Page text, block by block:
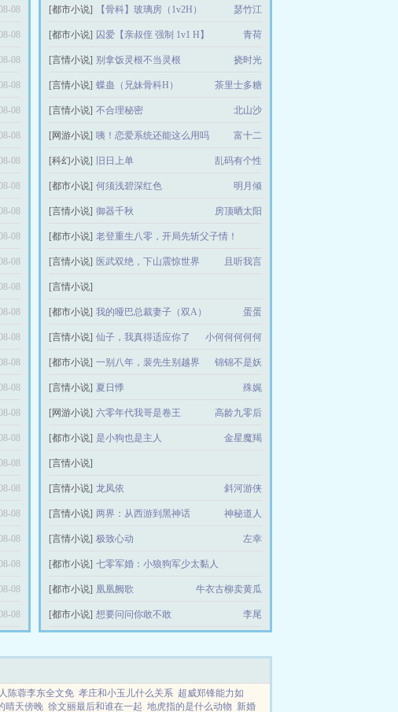
[都市小说] 【骨科】玻璃房（1v2H） 瑟竹江
[都市小说] 囚爱【亲叔侄 强制 1v1 H】 青荷
[言情小说] 别拿饭灵根不当灵根 挠时光
[言情小说] 蝶蛊（兄妹骨科H） 茶里士多糖
[言情小说] 不合理秘密 北山沙
[网游小说] 咦！恋爱系统还能这么用吗 富十二
[科幻小说] 旧日上单 乱码有个性
[都市小说] 何须浅碧深红色 明月倾
[言情小说] 御器千秋 房顶晒太阳
[都市小说] 老登重生八零，开局先斩父子情！
拼好饭没你香
[言情小说] 医武双绝，下山震惊世界 且听我言
[言情小说]
【在那個男人只能屈膝於女人的大地上】 小怪兽
[都市小说] 我的哑巴总裁妻子（双A） 蛋蛋
[言情小说] 仙子，我真得适应你了 小何何何何何
[都市小说] 一别八年，裴先生别越界 锦锦不是妖
[言情小说] 夏日悸 殊娓
[网游小说] 六零年代我哥是卷王 高龄九零后
[都市小说] 是小狗也是主人 金星魔羯
[言情小说]
爱是慢性绞刑（1V2，高H，bg，sc，伪骨科） 龙华
[言情小说] 龙凤依 斜河游侠
[言情小说] 两界：从西游到黑神话 神秘道人
[言情小说] 极致心动 左幸
[都市小说] 七零军婚：小狼狗军少太黏人
大智若鱼鱼
[都市小说] 凰凰阙歌 牛衣古柳卖黄瓜
[都市小说] 想要问问你敢不敢 李尾
08
08
08
08
08
08
08
08
08
08
08
08
08
08
08
08
08
08
08
08
08
08
08
08
08
陈蓉李东全文免 孝庄和小玉儿什么关系 超威郑锋能力如
晴天傍晚 徐文丽最后和谁在一起 地虎指的是什么动物 新婚